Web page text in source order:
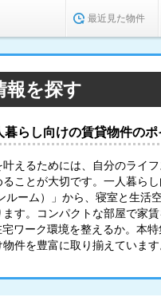
最近見た物件
報を探す
らし向けの賃貸物件のポ
えるためには、自分のライ
ことが大切です。一人暮ら
ルーム）」から、寝室と生活
す。コンパクトな部屋で家
ワーク環境を整えるか。本
件を豊富に取り揃えています